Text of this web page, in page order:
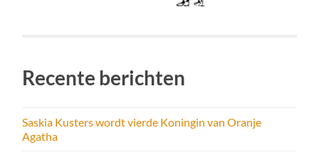
Recente berichten
Saskia Kusters wordt vierde Koningin van Oranje
Agatha